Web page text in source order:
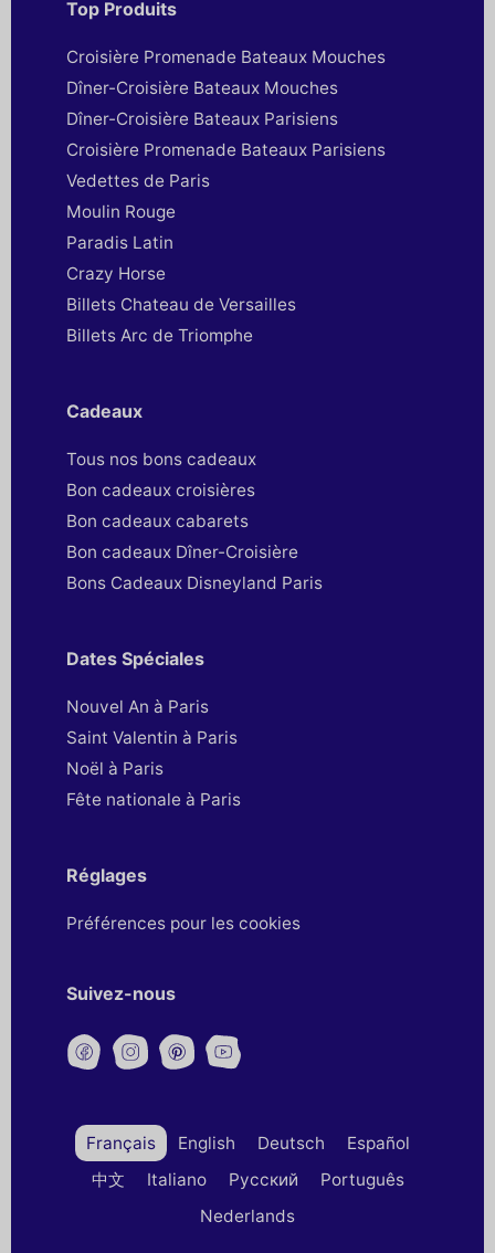
Top Produits
Croisière Promenade Bateaux Mouches
Dîner-Croisière Bateaux Mouches
Dîner-Croisière Bateaux Parisiens
Croisière Promenade Bateaux Parisiens
Vedettes de Paris
Moulin Rouge
Paradis Latin
Crazy Horse
Billets Chateau de Versailles
Billets Arc de Triomphe
Cadeaux
Tous nos bons cadeaux
Bon cadeaux croisières
Bon cadeaux cabarets
Bon cadeaux Dîner-Croisière
Bons Cadeaux Disneyland Paris
Dates Spéciales
Nouvel An à Paris
Saint Valentin à Paris
Noël à Paris
Fête nationale à Paris
Réglages
Préférences pour les cookies
Suivez-nous
Français English Deutsch
Español
中文
Italiano Русский
Português
Nederlands